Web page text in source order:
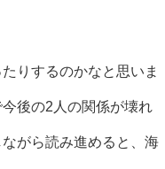
りするのかなと思いま
後の2人の関係が壊れ
がら読み進めると、海